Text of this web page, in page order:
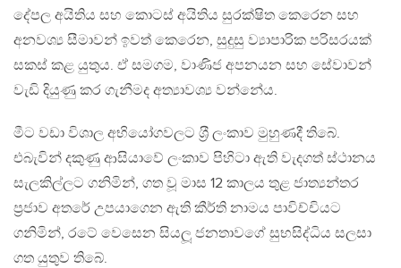
දේපල අයිතිය සහ කොටස් අයිතිය සුරක්ෂිත කෙරෙන සහ
අනවශ්‍ය සීමාවන් ඉවත් කෙරෙන, සුදුසු ව්‍යාපාරික පරිසරයක්
සකස් කළ යුතුය. ඒ සමගම, වාණිජ අපනයන සහ සේවාවන්
වැඩි දියුණු කර ගැනීමද අත්‍යාවශ්‍ය වන්නේය.
මීට වඩා විශාල අභියෝගවලට ශ‍්‍රී ලංකාව මුහුණදී තිබේ.
එබැවින් දකුණු ආසියාවේ ලංකාව පිහිටා ඇති වැදගත් ස්ථානය
සැලකිල්ලට ගනිමින්, ගත වූ මාස 12 කාලය තුළ ජාත්‍යන්තර
ප‍්‍රජාව අතරේ උපයාගෙන ඇති කීර්ති නාමය පාවිච්චියට
ගනිමින්, රටේ වෙසෙන සියලූ ජනතාවගේ සුභසිද්ධිය සලසා
ගත යුතුව තිබේ.